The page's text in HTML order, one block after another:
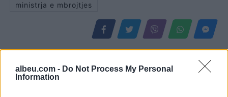
albeu.com - Do Not Process My Personal
Information
ministrja e mbrojtjes